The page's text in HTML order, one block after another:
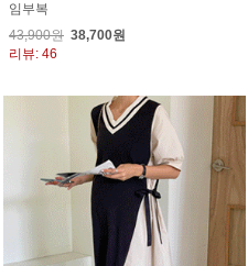
임부복
43,900원 38,700원
리뷰: 46